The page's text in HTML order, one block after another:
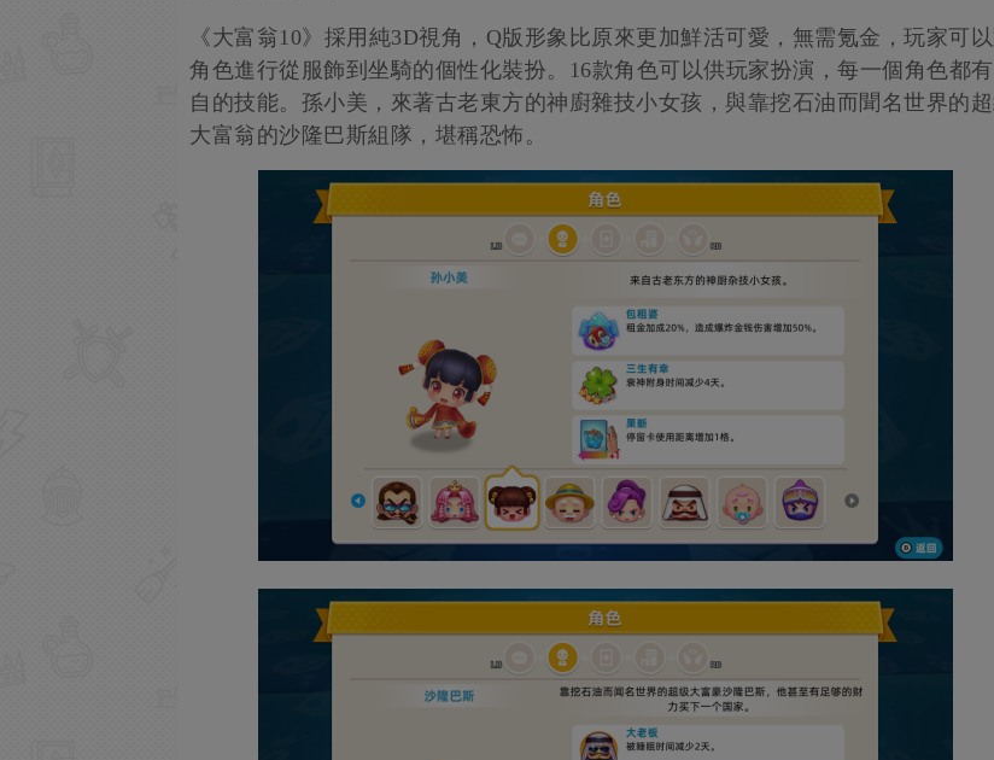
《大富翁10》採用純3D視角，Q版形象比原來更加鮮活可愛，無需氪金，玩家可
角色進行從服飾到坐騎的個性化裝扮。16款角色可以供玩家扮演，每一個角色都
自的技能。孫小美，來著古老東方的神廚雜技小女孩，與靠挖石油而聞名世界的超
大富翁的沙隆巴斯組隊，堪稱恐怖。